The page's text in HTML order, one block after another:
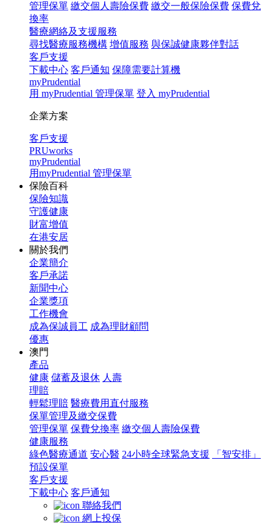
管理保單 繳交個人壽險保費 繳交一般保險保費 保費兌
換率
醫療網絡及支援服務
尋找醫療服務機構 增值服務 與保誠健康夥伴對話
客戶支援
下載中心 客戶通知 保障需要計算機
myPrudential
用 myPrudential 管理保單 登入 myPrudential
企業方案
客戶支援
PRUworks
myPrudential
用myPrudential 管理保單
保險百科
保險知識
守護健康
財富增值
在港安居
關於我們
企業簡介
客戶承諾
新聞中心
企業獎項
工作機會
成為保誠員工 成為理財顧問
優惠
澳門
產品
健康 儲蓄及退休 人壽
理賠
輕鬆理賠 醫療費用直付服務
保單管理及繳交保費
管理保單 保費兌換率 繳交個人壽險保費
健康服務
綠色醫療通道 安心醫 24小時全球緊急支援
「智安排」
預設保單
客戶支援
下載中心 客戶通知
聯絡我們
網上投保